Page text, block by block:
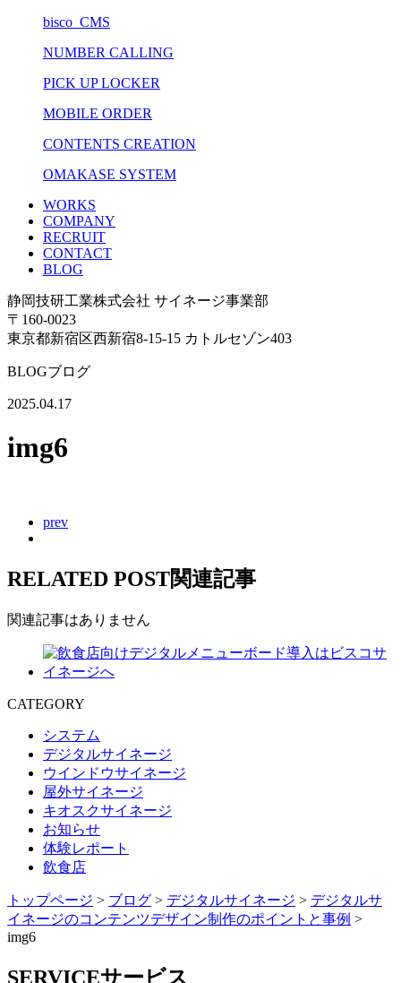
bisco CMS
NUMBER CALLING
PICK UP LOCKER
MOBILE ORDER
CONTENTS CREATION
OMAKASE SYSTEM
WORKS
COMPANY
RECRUIT
CONTACT
BLOG
静岡技研工業株式会社 サイネージ事業部
〒160-0023
東京都新宿区西新宿8-15-15 カトルセゾン403
BLOGブログ
2025.04.17
img6
prev
RELATED POST関連記事
関連記事はありません
CATEGORY
システム
デジタルサイネージ
ウインドウサイネージ
屋外サイネージ
キオスクサイネージ
お知らせ
体験レポート
飲食店
トップページ > ブログ > デジタルサイネージ > デジタルサ
イネージのコンテンツデザイン制作のポイントと事例 >
img6
SERVICEサービス